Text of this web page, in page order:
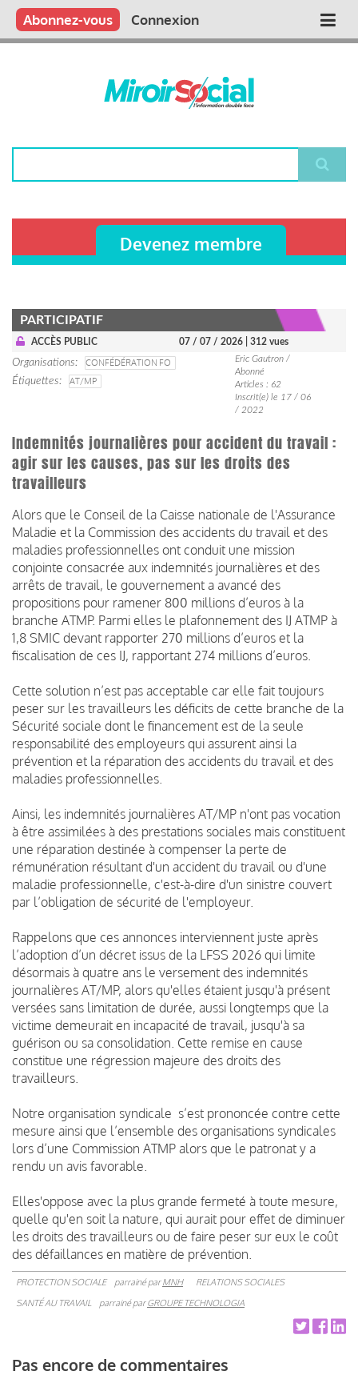
Aller
contenu
Main
Qui sommes nous ?
Vous publiez
Nous publions
Contactez-nous
Abonnez-vous Connexion
Devenez membre
PARTICIPATIF
ACCÈS PUBLIC 07 / 07 / 2026 | 312 vues
Organisations
CONFÉDÉRATION FO
Étiquettes
AT/MP
Eric Gautron /
Abonné
Articles : 62
Inscrit(e) le 17 / 06
/ 2022
Indemnités journalières pour accident du travail :
agir sur les causes, pas sur les droits des
travailleurs
Alors que le Conseil de la Caisse nationale de l'Assurance
Maladie et la Commission des accidents du travail et des
maladies professionnelles ont conduit une mission
conjointe consacrée aux indemnités journalières et des
arrêts de travail, le gouvernement a avancé des
propositions pour ramener 800 millions d’euros à la
branche ATMP. Parmi elles le plafonnement des IJ ATMP à
1,8 SMIC devant rapporter 270 millions d’euros et la
fiscalisation de ces IJ, rapportant 274 millions d’euros.
Cette solution n’est pas acceptable car elle fait toujours
peser sur les travailleurs les déficits de cette branche de la
Sécurité sociale dont le financement est de la seule
responsabilité des employeurs qui assurent ainsi la
prévention et la réparation des accidents du travail et des
maladies professionnelles.
Ainsi, les indemnités journalières AT/MP n'ont pas vocation
à être assimilées à des prestations sociales mais constituent
une réparation destinée à compenser la perte de
rémunération résultant d'un accident du travail ou d'une
maladie professionnelle, c'est-à-dire d'un sinistre couvert
par l’obligation de sécurité de l'employeur.
Rappelons que ces annonces interviennent juste après
l’adoption d’un décret issus de la LFSS 2026 qui limite
désormais à quatre ans le versement des indemnités
journalières AT/MP, alors qu'elles étaient jusqu'à présent
versées sans limitation de durée, aussi longtemps que la
victime demeurait en incapacité de travail, jusqu'à sa
guérison ou sa consolidation. Cette remise en cause
constitue une régression majeure des droits des
travailleurs.
Notre organisation syndicale s’est prononcée contre cette
mesure ainsi que l’ensemble des organisations syndicales
lors d’une Commission ATMP alors que le patronat y a
rendu un avis favorable.
Elles'oppose avec la plus grande fermeté à toute mesure,
quelle qu'en soit la nature, qui aurait pour effet de diminuer
les droits des travailleurs ou de faire peser sur eux le coût
des défaillances en matière de prévention.
PROTECTION SOCIALE parrainé parMNH
RELATIONS SOCIALES
SANTÉ AU TRAVAIL
parrainé parGROUPE TECHNOLOGIA
Pas encore de commentaires